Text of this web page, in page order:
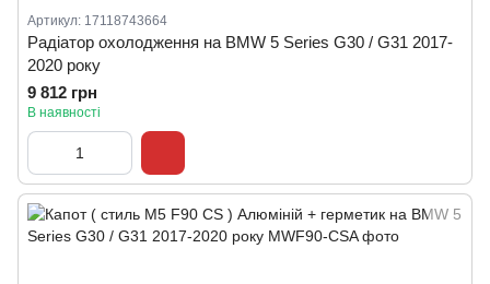
Артикул: 17118743664
Радіатор охолодження на BMW 5 Series G30 / G31 2017-
2020 року
9 812 грн
В наявності